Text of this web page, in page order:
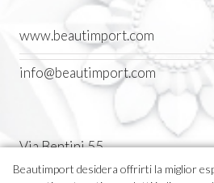
www.beautimport.com
info@beautimport.com
Via Bentini 55
Castel Maggiore (BO) Italia
Beautimport desidera offrirti la miglior